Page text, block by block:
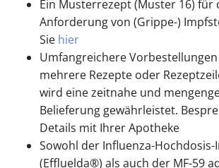
Ein Musterrezept (Muster 16) für
Anforderung von (Grippe-)
Sie hier
Umfangreichere
mehrere Rezepte oder
wird eine zeitnahe und
Belieferung gewährleistet.
Details mit Ihrer Apotheke
Sowohl der Influenza-
(Effluelda®) als auch der MF-59